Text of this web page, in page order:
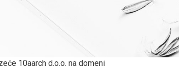
10aarch d.o.o. na domeni